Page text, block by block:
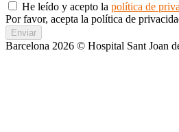
He leído y acepto la política de
Por favor, acepta la política de
Enviar
Barcelona 2026 © Hospital Sant Joan